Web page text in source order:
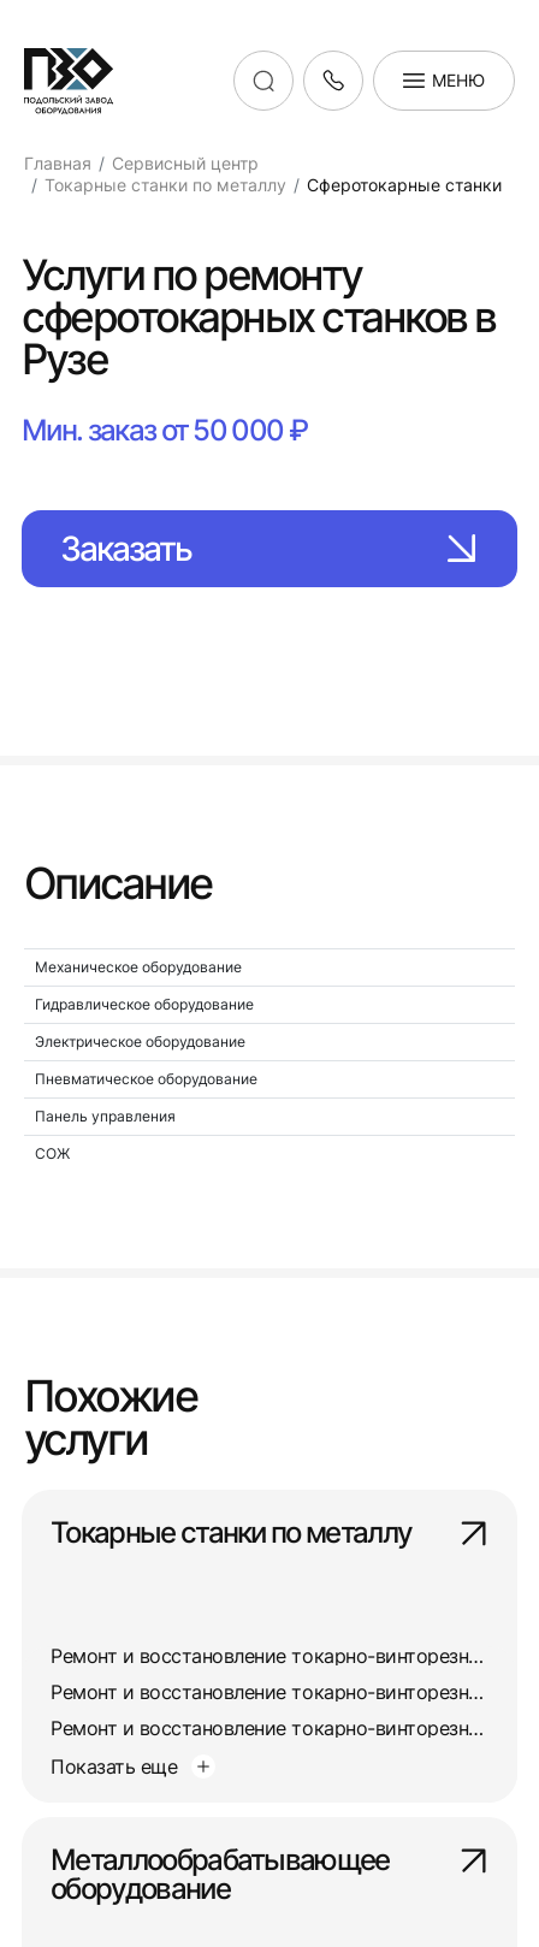
МЕНЮ
Главная
Сервисный центр
Токарные станки по металлу
Сферотокарные станки
Услуги по ремонту
сферотокарных станков в
Рузе
Мин. заказ от 50 000 ₽
Заказать
Описание
Механическое оборудование
Гидравлическое оборудование
Электрическое оборудование
Пневматическое оборудование
Панель управления
СОЖ
Похожие
услуги
Токарные станки по металлу
Ремонт и восстановление токарно-винторезного станка 163
Ремонт и восстановление токарно-винторезного станка 165
Ремонт и восстановление токарно-винторезного станка 16А20Ф3
Показать еще
Металлообрабатывающее
оборудование